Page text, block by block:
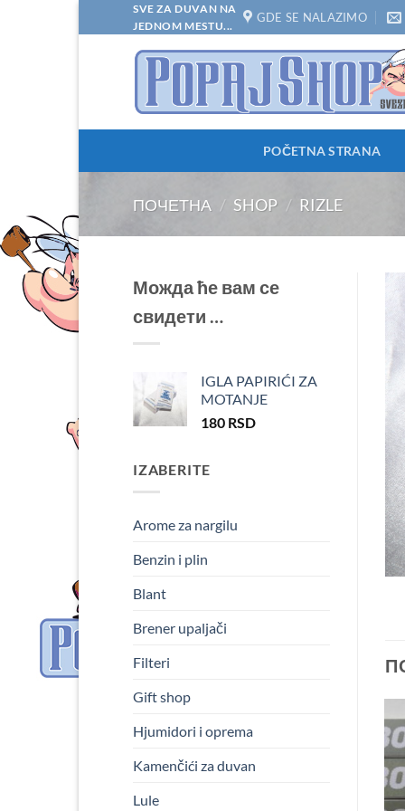
Прескочи
на
SVE ZA DUVAN NA
JEDNOM MESTU...
GDE SE NALAZIMO
POČETNA STRANA
ПОЧЕТНА / SHOP / RIZLE
Можда ће вам се
свидети …
IGLA PAPIRIĆI ZA
MOTANJE
180 RSD
IZABERITE
Arome za nargilu
Benzin i plin
Blant
Brener upaljači
Filteri
Gift shop
Hjumidori i oprema
Kamenčići za duvan
Lule
Wishlist